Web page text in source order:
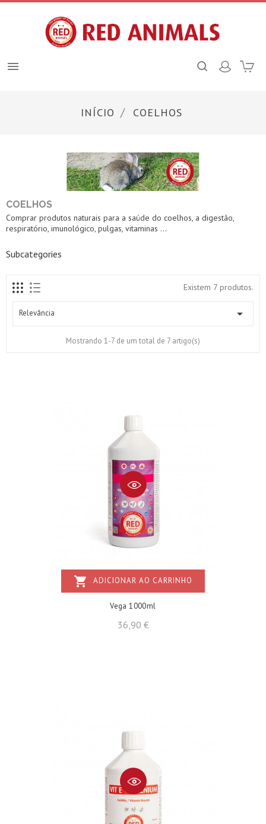

INÍCIO COELHOS
COELHOS
Comprar produtos naturais para a saúde do coelhos, a digestão,
respiratório, imunológico, pulgas, vitaminas ...
Subcategories
Existem 7 produtos.
Relevância 
Mostrando 1-7 de um total de 7 artigo(s)
shopping_cart ADICIONAR AO CARRINHO
Vega 1000ml
36,90 €Preço